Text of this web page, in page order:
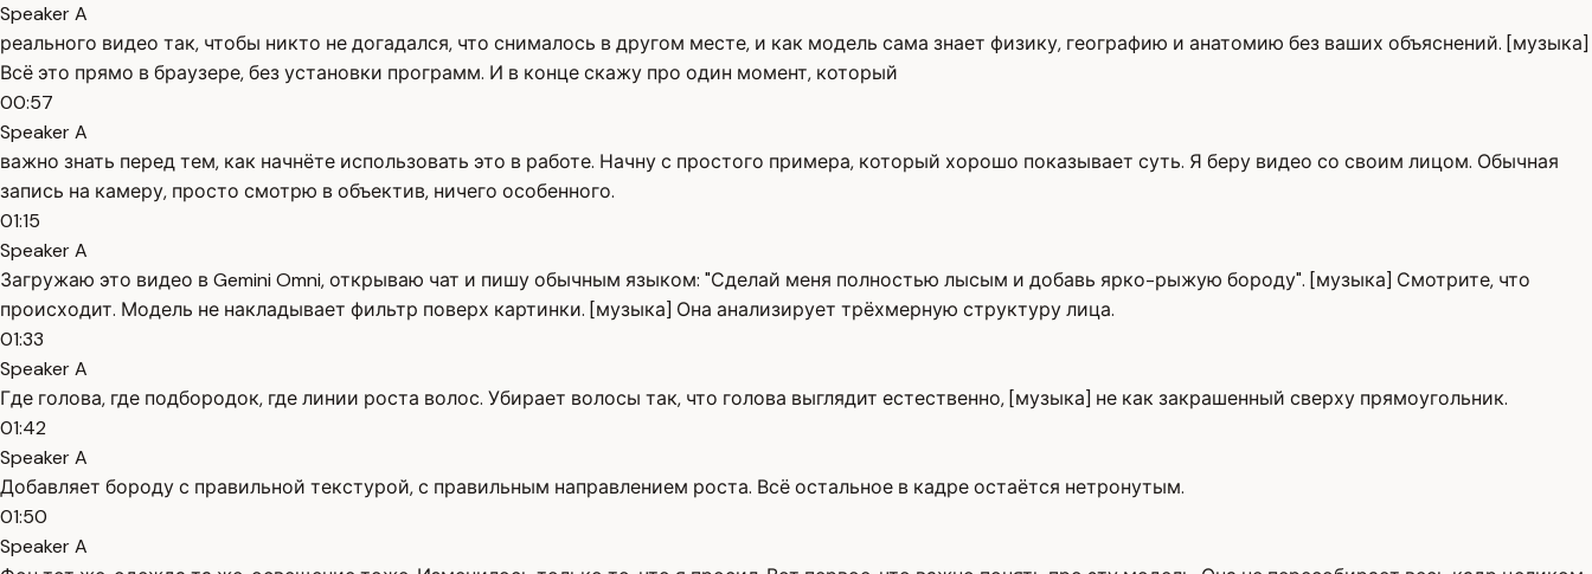
Speaker A
реального видео так, чтобы никто не догадался, что снималось в другом месте, и как модель сама знает физику, географию и анатомию без ваших объяснений. [музыка]
Всё это прямо в браузере, без установки программ. И в конце скажу про один момент, который
00:57
Speaker A
важно знать перед тем, как начнёте использовать это в работе. Начну с простого примера, который хорошо показывает суть. Я беру видео со своим лицом. Обычная
запись на камеру, просто смотрю в объектив, ничего особенного.
01:15
Speaker A
Загружаю это видео в Gemini Omni, открываю чат и пишу обычным языком: "Сделай меня полностью лысым и добавь ярко-рыжую бороду". [музыка] Смотрите, что
происходит. Модель не накладывает фильтр поверх картинки. [музыка] Она анализирует трёхмерную структуру лица.
01:33
Speaker A
Где голова, где подбородок, где линии роста волос. Убирает волосы так, что голова выглядит естественно, [музыка] не как закрашенный сверху прямоугольник.
01:42
Speaker A
Добавляет бороду с правильной текстурой, с правильным направлением роста. Всё остальное в кадре остаётся нетронутым.
01:50
Speaker A